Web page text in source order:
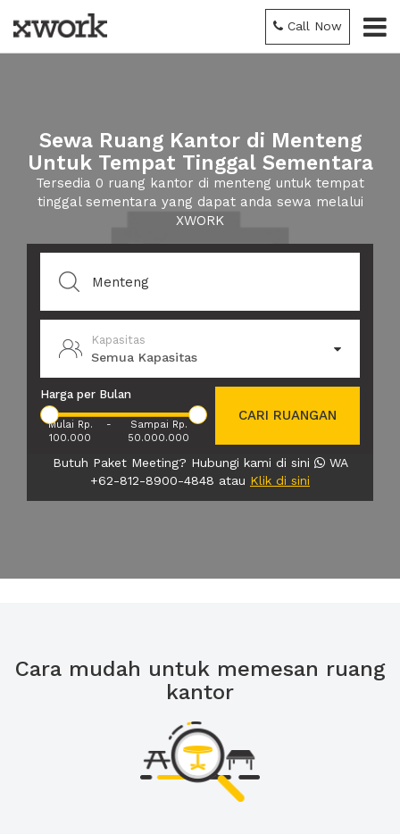
Call Now
Sewa Ruang Kantor di Menteng
Untuk Tempat Tinggal Sementara
Tersedia 0 ruang kantor di menteng untuk tempat
tinggal sementara yang dapat anda sewa melalui
XWORK
Kapasitas
Semua Kapasitas
Harga per Bulan
Mulai Rp.
100.000
-
Sampai Rp.
50.000.000
CARI RUANGAN
Butuh Paket Meeting? Hubungi kami di sini
WA
+62-812-8900-4848 atau Klik di sini
Cara mudah untuk memesan ruang
kantor